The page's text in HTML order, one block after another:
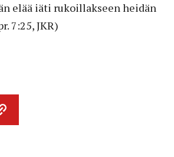
elää iäti rukoillakseen heidän
7:25, JKR)